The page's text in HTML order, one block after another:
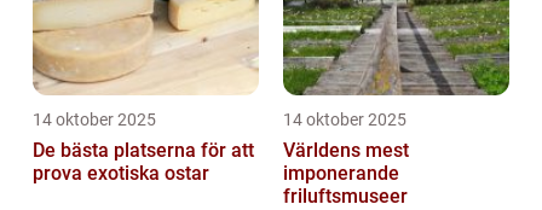
14 oktober 2025
De bästa platserna för att
prova exotiska ostar
14 oktober 2025
Världens mest
imponerande
friluftsmuseer